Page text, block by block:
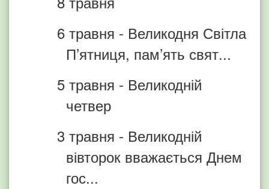
6 травня - Великодня Світла
П’ятниця, пам’ять свят...
5 травня - Великодній
четвер
3 травня - Великодній
вівторок вважається Днем
гос...